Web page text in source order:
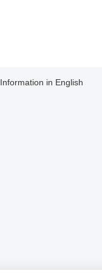
Information in English